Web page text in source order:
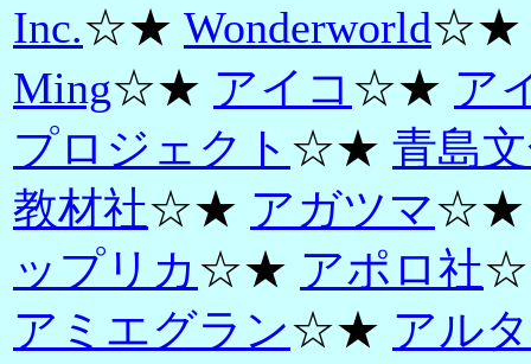
Inc.☆★ Wonderworld☆★
Ming☆★ アイコ ☆★ ア
プロジェクト ☆★ 青島
教材社☆★ アガツマ
ップリカ ☆★ アポロ社
アミエグラン☆★ アル